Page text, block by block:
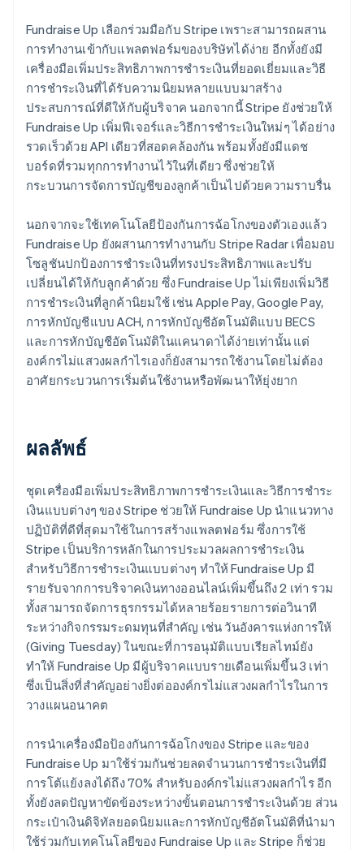
Fundraise Up เลือกร่วมมือกับ Stripe เพราะสามารถผสาน
การทำงานเข้ากับแพลตฟอร์มของบริษัทได้ง่าย อีกทั้งยังมี
เครื่องมือเพิ่มประสิทธิภาพการชำระเงินที่ยอดเยี่ยมและวิธี
การชำระเงินที่ได้รับความนิยมหลายแบบมาสร้าง
ประสบการณ์ที่ดีให้กับผู้บริจาค นอกจากนี้ Stripe ยังช่วยให้
Fundraise Up เพิ่มฟีเจอร์และวิธีการชำระเงินใหม่ๆ ได้อย่าง
รวดเร็วด้วย API เดียวที่สอดคล้องกัน พร้อมทั้งยังมีแดช
บอร์ดที่รวมทุกการทำงานไว้ในที่เดียว ซึ่งช่วยให้
กระบวนการจัดการบัญชีของลูกค้าเป็นไปด้วยความราบรื่น
นอกจากจะใช้เทคโนโลยีป้องกันการฉ้อโกงของตัวเองแล้ว
Fundraise Up ยังผสานการทำงานกับ Stripe Radar เพื่อมอบ
โซลูชันปกป้องการชำระเงินที่ทรงประสิทธิภาพและปรับ
เปลี่ยนได้ให้กับลูกค้าด้วย ซึ่ง Fundraise Up ไม่เพียงเพิ่มวิธี
การชำระเงินที่ลูกค้านิยมใช้ เช่น Apple Pay, Google Pay,
การหักบัญชีแบบ ACH, การหักบัญชีอัตโนมัติแบบ BECS
และการหักบัญชีอัตโนมัติในแคนาดาได้ง่ายเท่านั้น แต่
องค์กรไม่แสวงผลกำไรเองก็ยังสามารถใช้งานโดยไม่ต้อง
อาศัยกระบวนการเริ่มต้นใช้งานหรือพัฒนาให้ยุ่งยาก
ผลลัพธ์
ชุดเครื่องมือเพิ่มประสิทธิภาพการชำระเงินและวิธีการชำระ
เงินแบบต่างๆ ของ Stripe ช่วยให้ Fundraise Up นำแนวทาง
ปฏิบัติที่ดีที่สุดมาใช้ในการสร้างแพลตฟอร์ม ซึ่งการใช้
Stripe เป็นบริการหลักในการประมวลผลการชำระเงิน
สำหรับวิธีการชำระเงินแบบต่างๆ ทำให้ Fundraise Up มี
รายรับจากการบริจาคเงินทางออนไลน์เพิ่มขึ้นถึง 2 เท่า รวม
ทั้งสามารถจัดการธุรกรรมได้หลายร้อยรายการต่อวินาที
ระหว่างกิจกรรมระดมทุนที่สำคัญ เช่น วันอังคารแห่งการให้
(Giving Tuesday) ในขณะที่การอนุมัติแบบเรียลไทม์ยัง
ทำให้ Fundraise Up มีผู้บริจาคแบบรายเดือนเพิ่มขึ้น 3 เท่า
ซึ่งเป็นสิ่งที่สำคัญอย่างยิ่งต่อองค์กรไม่แสวงผลกำไรในการ
วางแผนอนาคต
การนำเครื่องมือป้องกันการฉ้อโกงของ Stripe และของ
Fundraise Up มาใช้ร่วมกันช่วยลดจำนวนการชำระเงินที่มี
การโต้แย้งลงได้ถึง 70% สำหรับองค์กรไม่แสวงผลกำไร อีก
ทั้งยังลดปัญหาขัดข้องระหว่างขั้นตอนการชำระเงินด้วย ส่วน
กระเป๋าเงินดิจิทัลยอดนิยมและการหักบัญชีอัตโนมัติที่นำมา
ใช้ร่วมกับเทคโนโลยีของ Fundraise Up และ Stripe ก็ช่วย